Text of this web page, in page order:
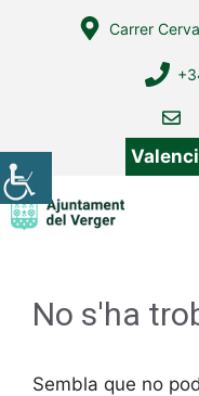
Carrer
No s'ha
Sembla que no